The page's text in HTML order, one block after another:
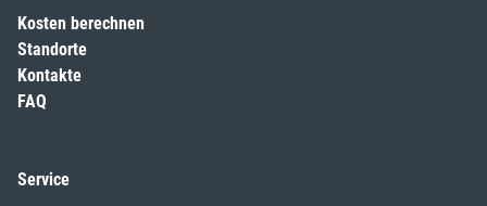
Kosten berechnen
Standorte
Kontakte
FAQ
Service